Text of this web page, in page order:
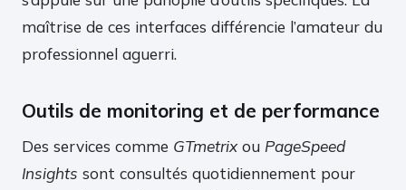
maîtrise de ces interfaces différencie l’amateur du
professionnel aguerri.
Outils de monitoring et de performance
Des services comme GTmetrixou PageSpeed
Insights sont consultés quotidiennement pour